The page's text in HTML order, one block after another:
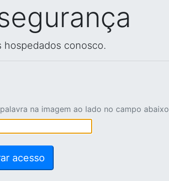
conosco.
na imagem ao lado no campo abaixo